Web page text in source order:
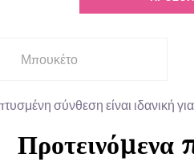
Μπουκέτο
σύνθεση είναι ιδανική
Προτεινόμενα